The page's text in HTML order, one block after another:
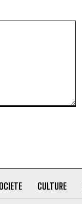
CULTURE